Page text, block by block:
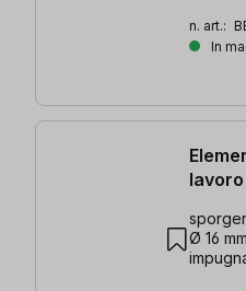
n. art.:
In
Ø 16